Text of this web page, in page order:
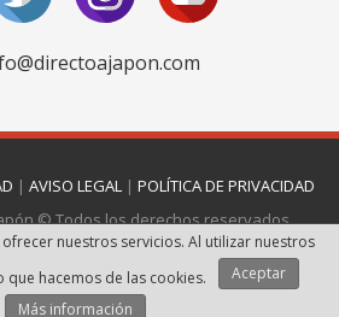
| AVISO LEGAL| POLÍTICA DE PRIVACIDAD
© Todos los derechos reservados
porWeb Las Palmas
nuestros servicios. Al utilizar nuestros
que hacemos de las cookies.
Aceptar
Más información